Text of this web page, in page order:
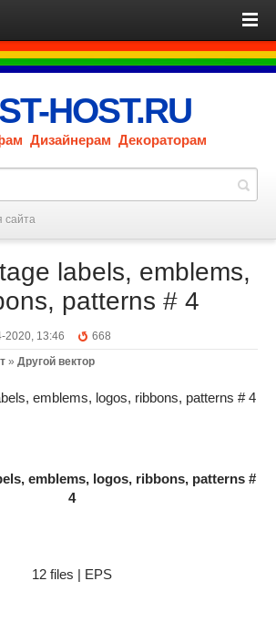
HOST.RU
Дизайнерам Декораторам
сайта
labels, emblems,
patterns # 4
2020, 13:46
668
» Другой вектор
emblems, logos, ribbons, patterns #
4
12 files | EPS